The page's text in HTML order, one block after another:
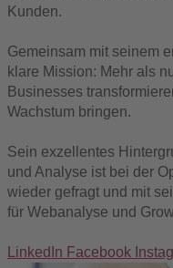
Kunden.
Gemeinsam mit seinem
klare Mission: Mehr als
Businesses
Wachstum bringen.
Sein exzellentes
und Analyse ist bei der
wieder gefragt und mit
für Webanalyse und
LinkedIn Facebook